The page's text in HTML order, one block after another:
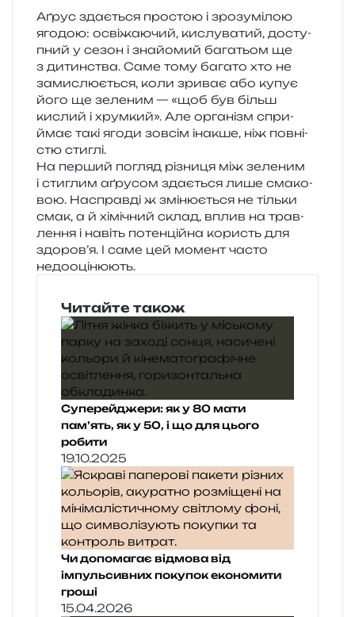
Аґрус зда­є­ться про­стою і зро­зумі­лою
яго­дою: осві­жа­ю­чий, кислу­ва­тий, досту­
пний у сезон і зна­йо­мий бага­тьом ще
з дитин­ства. Саме тому бага­то хто не
зами­слю­є­ться, коли зри­ває або купує
його ще зеле­ним — «щоб був більш
кислий і хрум­кий». Але орга­нізм спри­
ймає такі ягоди зов­сім іна­кше, ніж пов­ні­
стю стиглі.
На пер­ший погляд різни­ця між зеле­ним
і сти­глим аґру­сом зда­є­ться лише сма­ко­
вою. Насправді ж змі­ню­є­ться не тіль­ки
смак, а й хімі­чний склад, вплив на трав­
ле­н­ня і навіть потен­цій­на користь для
здоров’я. І саме цей момент часто
недооцінюють.
Читайте також
Суперейджери: як у 80 мати
пам’ять, як у 50, і що для цього
робити
19.10.2025
Чи допомагає відмова від
імпульсивних покупок економити
гроші
15.04.2026